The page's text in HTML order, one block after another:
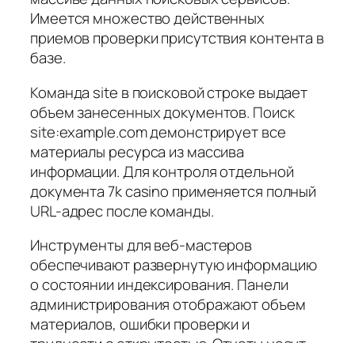
Имеется множество действенных
приемов проверки присутствия контента в
базе.
Команда site в поисковой строке выдает
объем занесенных документов. Поиск
site:example.com демонстрирует все
материалы ресурса из массива
информации. Для контроля отдельной
документа 7k casino применяется полный
URL-адрес после команды.
Инструменты для веб-мастеров
обеспечивают развернутую информацию
о состоянии индексирования. Панели
администрирования отображают объем
материалов, ошибки проверки и